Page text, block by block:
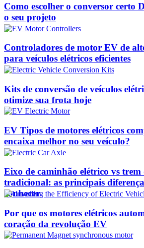
Como escolher o conversor certo
o seu projeto
Controladores de motor EV de
para veículos elétricos eficientes
Kits de conversão de veículos
otimize sua frota hoje
EV Tipos de motores elétricos
encaixa melhor no seu veículo?
Eixo de caminhão elétrico vs trem
tradicional: as principais
conhecer
Por que os motores elétricos
coração da revolução EV